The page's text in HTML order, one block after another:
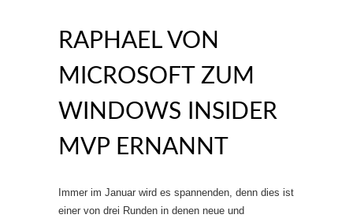
RAPHAEL VON
MICROSOFT ZUM
WINDOWS INSIDER
MVP ERNANNT
Immer im Januar wird es spannenden, denn dies ist
einer von drei Runden in denen neue und